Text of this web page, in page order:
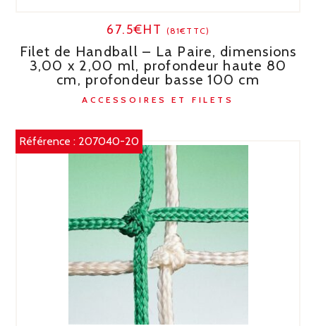
67.5€HT (81€TTC)
Filet de Handball – La Paire, dimensions
3,00 x 2,00 ml, profondeur haute 80
cm, profondeur basse 100 cm
ACCESSOIRES ET FILETS
Référence : 207040-20